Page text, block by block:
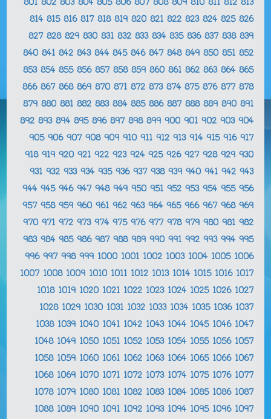
801 802 803 804 805 806 807 808 809 810 811 812 813
814 815 816 817 818 819 820 821 822 823 824 825 826
827 828 829 830 831 832 833 834 835 836 837 838 839
840 841 842 843 844 845 846 847 848 849 850 851 852
853 854 855 856 857 858 859 860 861 862 863 864 865
866 867 868 869 870 871 872 873 874 875 876 877 878
879 880 881 882 883 884 885 886 887 888 889 890 891
892 893 894 895 896 897 898 899 900 901 902 903 904
905 906 907 908 909 910 911 912 913 914 915 916 917
918 919 920 921 922 923 924 925 926 927 928 929 930
931 932 933 934 935 936 937 938 939 940 941 942 943
944 945 946 947 948 949 950 951 952 953 954 955 956
957 958 959 960 961 962 963 964 965 966 967 968 969
970 971 972 973 974 975 976 977 978 979 980 981 982
983 984 985 986 987 988 989 990 991 992 993 994 995
996 997 998 999 1000 1001 1002 1003 1004 1005 1006
1007 1008 1009 1010 1011 1012 1013 1014 1015 1016 1017
1018 1019 1020 1021 1022 1023 1024 1025 1026 1027
1028 1029 1030 1031 1032 1033 1034 1035 1036 1037
1038 1039 1040 1041 1042 1043 1044 1045 1046 1047
1048 1049 1050 1051 1052 1053 1054 1055 1056 1057
1058 1059 1060 1061 1062 1063 1064 1065 1066 1067
1068 1069 1070 1071 1072 1073 1074 1075 1076 1077
1078 1079 1080 1081 1082 1083 1084 1085 1086 1087
1088 1089 1090 1091 1092 1093 1094 1095 1096 1097